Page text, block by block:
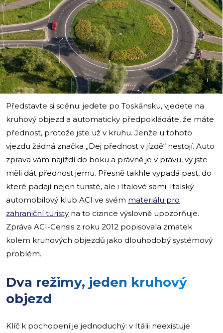
i
Představte si scénu: jedete po Toskánsku, vjedete na
kruhový objezd a automaticky předpokládáte, že máte
přednost, protože jste už v kruhu. Jenže u tohoto
vjezdu žádná značka „Dej přednost v jízdě“ nestojí. Auto
zprava vám najíždí do boku a právně je v právu, vy jste
měli dát přednost jemu. Přesně takhle vypadá past, do
které padají nejen turisté, ale i Italové sami. Italský
automobilový klub ACI ve svém materiálu pro
zahraniční turisty na to cizince výslovně upozorňuje.
Zpráva ACI-Censis z roku 2012 popisovala zmatek
kolem kruhových objezdů jako dlouhodobý systémový
problém.
Dva režimy, jeden kruhový
objezd
Klíč k pochopení je jednoduchý: v Itálii neexistuje